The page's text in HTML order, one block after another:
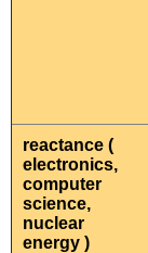
reactance (
electronics,
computer
science,
nuclear
energy )